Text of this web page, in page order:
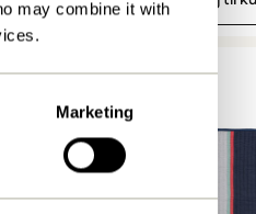
may combine it with
Marketing